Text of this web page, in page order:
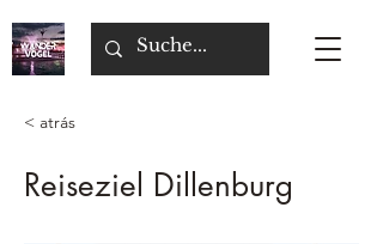
< atrás
Reiseziel Dillenburg